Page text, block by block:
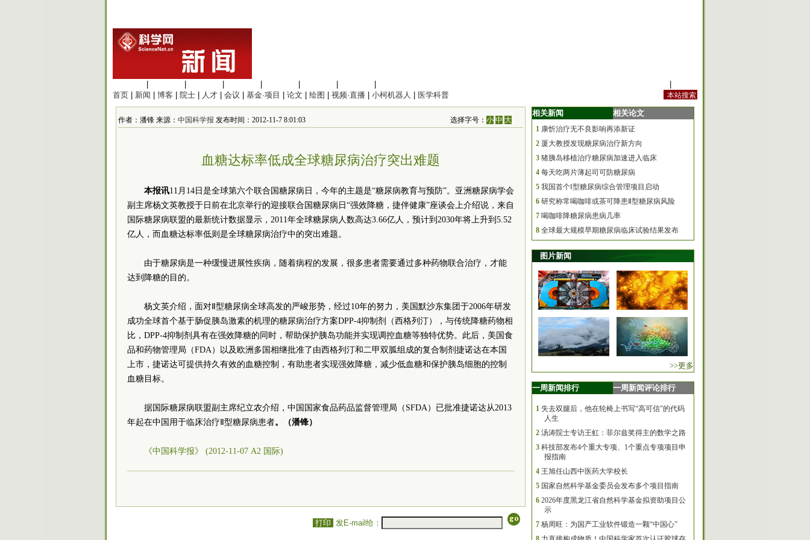
首页
新闻 博客 院士 人才 会议 基金·项目 论文 绘图 视频·直播 小柯机器人 医学科普
作者：潘锋 来源： 中国科学报 发布时间：2012-11-7 8:01:03 选择字号：小 中 大
血糖达标率低成全球糖尿病治疗突出难题
本报讯11月14日是全球第六个联合国糖尿病日，今年的主题是“糖尿病教育与预防”。亚洲糖尿病学会
副主席杨文英教授于日前在北京举行的迎接联合国糖尿病日“强效降糖，捷伴健康”座谈会上介绍说，来自
国际糖尿病联盟的最新统计数据显示，2011年全球糖尿病人数高达3.66亿人，预计到2030年将上升到5.52
亿人，而血糖达标率低则是全球糖尿病治疗中的突出难题。
由于糖尿病是一种缓慢进展性疾病，随着病程的发展，很多患者需要通过多种药物联合治疗，才能
达到降糖的目的。
杨文英介绍，面对Ⅱ型糖尿病全球高发的严峻形势，经过10年的努力，美国默沙东集团于2006年研发
成功全球首个基于肠促胰岛激素的机理的糖尿病治疗方案DPP-4抑制剂（西格列汀），与传统降糖药物相
比，DPP-4抑制剂具有在强效降糖的同时，帮助保护胰岛功能并实现调控血糖等独特优势。此后，美国食
品和药物管理局（FDA）以及欧洲多国相继批准了由西格列汀和二甲双胍组成的复合制剂捷诺达在本国
上市，捷诺达可提供持久有效的血糖控制，有助患者实现强效降糖，减少低血糖和保护胰岛细胞的控制
血糖目标。
据国际糖尿病联盟副主席纪立农介绍，中国国家食品药品监督管理局（SFDA）已批准捷诺达从2013
年起在中国用于临床治疗Ⅱ型糖尿病患者。（潘锋）
《中国科学报》 (2012-11-07 A2 国际)
打印 发E-mail给：
相关新闻 相关论文
1 康忻治疗无不良影响再添新证
2 厦大教授发现糖尿病治疗新方向
3 猪胰岛移植治疗糖尿病加速进入临床
4 每天吃两片薄起司可防糖尿病
5 我国首个Ⅰ型糖尿病综合管理项目启动
6 研究称常喝咖啡或茶可降患Ⅱ型糖尿病风险
7 喝咖啡降糖尿病患病几率
8 全球最大规模早期糖尿病临床试验结果发布
图片新闻
>>更多
一周新闻排行 一周新闻评论排行
1 失去双腿后，他在轮椅上书写“高可信”的代码
人生
2 汤涛院士专访王虹：菲尔兹奖得主的数学之路
3 科技部发布4个重大专项、1个重点专项项目申
报指南
4 王旭任山西中医药大学校长
5 国家自然科学基金委员会发布多个项目指南
6 2026年度黑龙江省自然科学基金拟资助项目公
示
7 杨周旺：为国产工业软件锻造一颗“中国心”